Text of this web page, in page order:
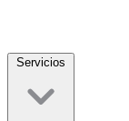
Servicios